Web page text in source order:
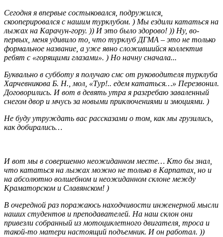
Сегодня я впервые состыковался, подружился,
скооперировался с нашим турклубом. ) Мы ездили кататься на
лыжах на Карачун-гору. )) И это было здорово! )) Ну, во-
первых, меня удивило то, что турклуб ДГМА – это не только
формальное название, а уже явно сложившийся коллектив
ребят с «горящими глазами». ) Но начну сначала...
Буквально в субботу я получаю смс от руководителя турклуба
Харчевникова Б. Н., мол, «Тур!.. едем кататься…» Перезвонил.
Договорились. И вот в девять утра я разгребаю заваленный
снегом двор и мчусь за новыми приключениями и эмоциями. )
Не буду утруждать вас рассказами о том, как мы грузились,
как добирались…
И вот мы в совершенно неожиданном месте… Кто бы знал,
что кататься на лыжах можно не только в Карпатах, но и
на абсолютно волшебном и неожиданном склоне между
Краматорском и Славянском! )
В очередной раз поражаюсь находчивости инженерной мысли
наших студентов и преподавателей. На наш склон они
привезли собранный из мотоциклетного двигателя, троса и
такой-то матери настоящий подъемник. И он работал. ))